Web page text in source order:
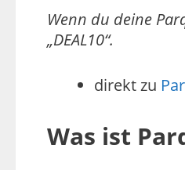
Wenn du deine
„DEAL10“.
direkt zu
Was ist